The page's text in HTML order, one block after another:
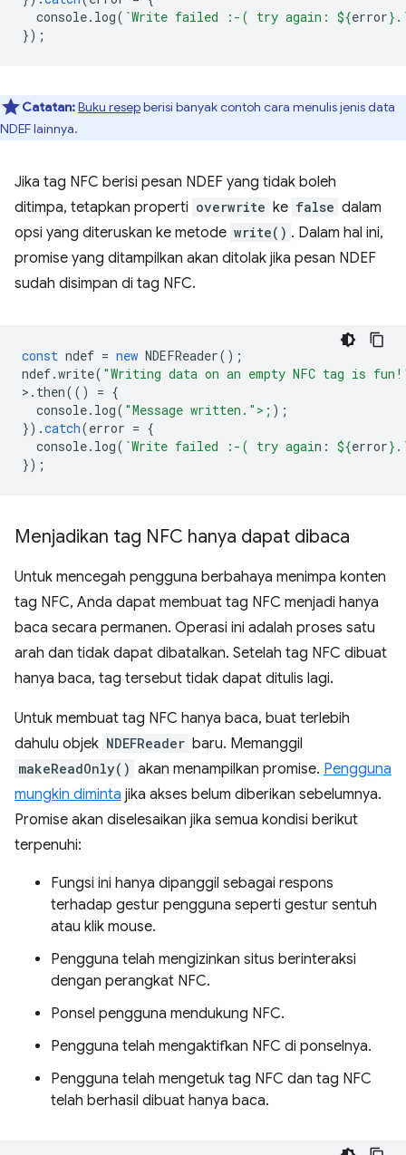
console. log( `Write failed :-( try again: ${error}
});
Catatan:Buku resepberisi banyak contoh cara menulis jenis data
NDEF lainnya.
Jika tag NFC berisi pesan NDEF yang tidak boleh
ditimpa, tetapkan properti overwrite ke false dalam
opsi yang diteruskan ke metode write() . Dalam hal ini,
promise yang ditampilkan akan ditolak jika pesan NDEF
sudah disimpan di tag NFC.
const ndef = new NDEFReader();
ndef.write( "Writing data on an empty NFC tag is
> . then(() = {
console. log( "Message written.">; );
}).catch(error = {
console. log( `Write failed :-( try again: ${error}
});
Menjadikan tag NFC hanya dapat dibaca
Untuk mencegah pengguna berbahaya menimpa konten
tag NFC, Anda dapat membuat tag NFC menjadi hanya
baca secara permanen. Operasi ini adalah proses satu
arah dan tidak dapat dibatalkan. Setelah tag NFC dibuat
hanya baca, tag tersebut tidak dapat ditulis lagi.
Untuk membuat tag NFC hanya baca, buat terlebih
dahulu objek NDEFReader baru. Memanggil
makeReadOnly() akan menampilkan promise. Pengguna
mungkin diminta jika akses belum diberikan sebelumnya.
Promise akan diselesaikan jika semua kondisi berikut
terpenuhi:
Fungsi ini hanya dipanggil sebagai respons
terhadap gestur pengguna seperti gestur sentuh
atau klik mouse.
Pengguna telah mengizinkan situs berinteraksi
dengan perangkat NFC.
Ponsel pengguna mendukung NFC.
Pengguna telah mengaktifkan NFC di ponselnya.
Pengguna telah mengetuk tag NFC dan tag NFC
telah berhasil dibuat hanya baca.